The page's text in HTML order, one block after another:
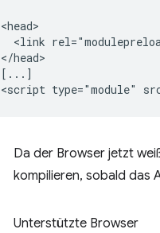
<head>
<link
</head>
[...]
Da der Browser jetzt
kompilieren, sobald das
Unterstützte Browser